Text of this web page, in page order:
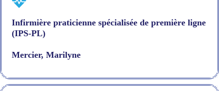
Infirmière praticienne spécialisée de première ligne
(IPS-PL)
Mercier, Marilyne